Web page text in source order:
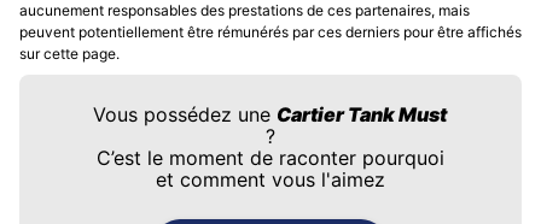
aucunement responsables des prestations de ces partenaires, mais
peuvent potentiellement être rémunérés par ces derniers pour être affichés
sur cette page.
Vous possédez une Cartier Tank Must
?
C’est le moment de raconter pourquoi
et comment vous l'aimez